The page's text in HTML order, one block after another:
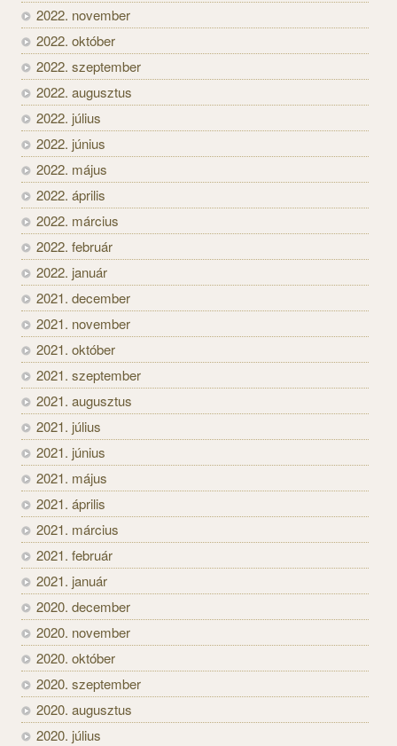
2022. november
2022. október
2022. szeptember
2022. augusztus
2022. július
2022. június
2022. május
2022. április
2022. március
2022. február
2022. január
2021. december
2021. november
2021. október
2021. szeptember
2021. augusztus
2021. július
2021. június
2021. május
2021. április
2021. március
2021. február
2021. január
2020. december
2020. november
2020. október
2020. szeptember
2020. augusztus
2020. július